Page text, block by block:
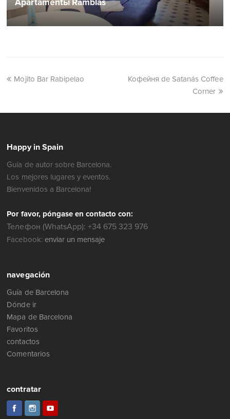
Apartamentы Ramblas
Mojito Bar Rabipelao
Кофейня de Satanás Coffee
Corner
Happy in Spain
Guía de autor sobre Barcelona.
Los mejores lugares y eventos.
Bienvenidos a Barcelona!
Por favor, póngase en contacto con:
Телефон (WhatsApp): +34 675 323 976
Facebook: enviar un mensaje
navegación
Guía de Barcelona
Dónde ir
Mapa de Barcelona
Favoritos
contactos
Comentarios
contratar